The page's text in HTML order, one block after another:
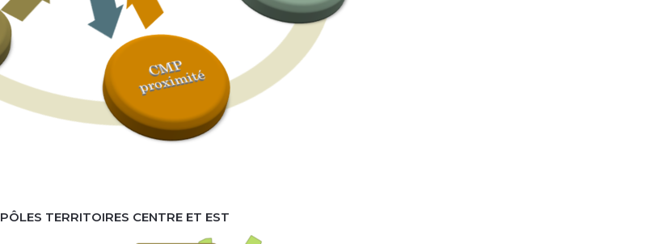
PÔLES TERRITOIRES CENTRE ET EST